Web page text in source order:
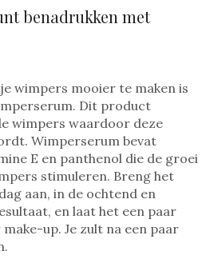
benadrukken met
wimpers mooier te maken is
Dit product
wimpers waardoor deze
Wimperserum bevat
E en panthenol die de groei
stimuleren. Breng het
aan, in de ochtend en
en laat het een paar
up. Je zult na een paar